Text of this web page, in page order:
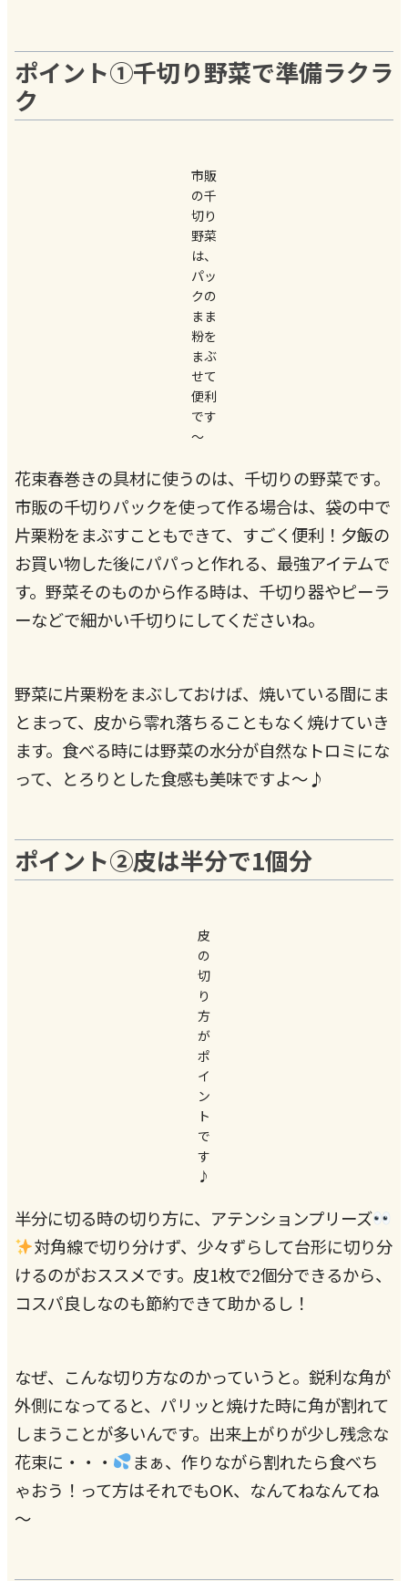
ポイント①千切り野菜で準備ラクラ
ク
市販
の千
切り
野菜
は、
パッ
クの
まま
粉を
まぶ
せて
便利
です
～
花束春巻きの具材に使うのは、千切りの野菜です。
市販の千切りパックを使って作る場合は、袋の中で
片栗粉をまぶすこともできて、すごく便利！夕飯の
お買い物した後にパパっと作れる、最強アイテムで
す。野菜そのものから作る時は、千切り器やピーラ
ーなどで細かい千切りにしてくださいね。
野菜に片栗粉をまぶしておけば、焼いている間にま
とまって、皮から零れ落ちることもなく焼けていき
ます。食べる時には野菜の水分が自然なトロミにな
って、とろりとした食感も美味ですよ～♪
ポイント②皮は半分で1個分
皮
の
切
り
方
が
ポ
イ
ン
ト
で
す
♪
半分に切る時の切り方に、アテンションプリーズ
対角線で切り分けず、少々ずらして台形に切り分
けるのがおススメです。皮1枚で2個分できるから、
コスパ良しなのも節約できて助かるし！
なぜ、こんな切り方なのかっていうと。鋭利な角が
外側になってると、パリッと焼けた時に角が割れて
しまうことが多いんです。出来上がりが少し残念な
花束に・・・
まぁ、作りながら割れたら食べち
ゃおう！って方はそれでもOK、なんてねなんてね
～